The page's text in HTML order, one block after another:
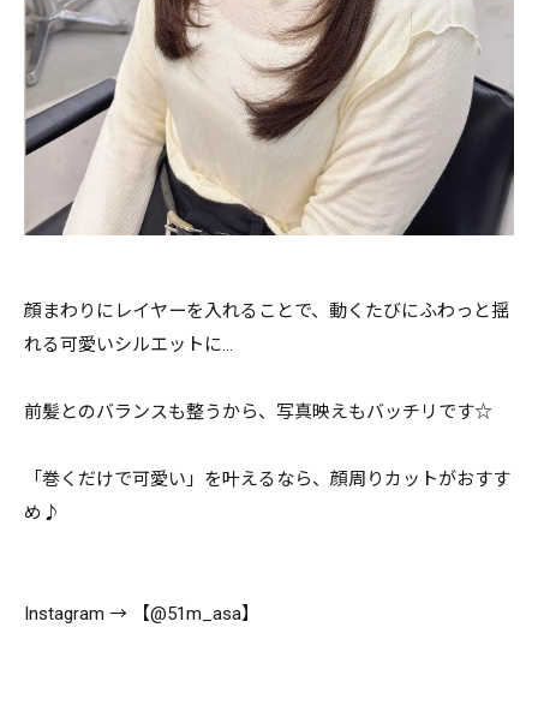
顔まわりにレイヤーを入れることで、動くたびにふわっと揺
れる可愛いシルエットに…
前髪とのバランスも整うから、写真映えもバッチリです☆
「巻くだけで可愛い」を叶えるなら、顔周りカットがおすす
め♪
Instagram → 【@51m_asa】